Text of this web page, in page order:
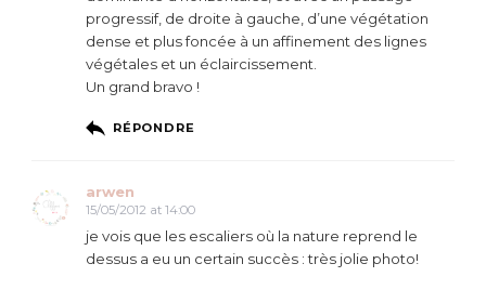
progressif, de droite à gauche, d’une végétation
dense et plus foncée à un affinement des lignes
végétales et un éclaircissement.
Un grand bravo !
RÉPONDRE
arwen
15/05/2012 at 14:00
je vois que les escaliers où la nature reprend le
dessus a eu un certain succès : très jolie photo!